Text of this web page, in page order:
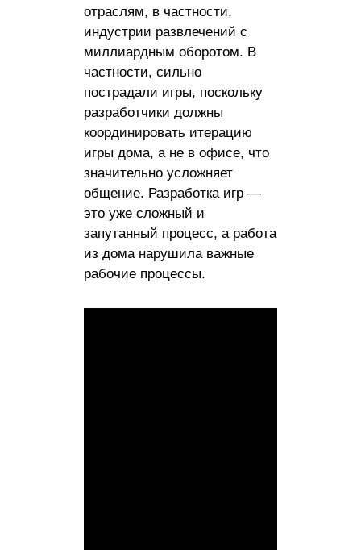
отраслям, в частности,
индустрии развлечений с
миллиардным оборотом. В
частности, сильно
пострадали игры, поскольку
разработчики должны
координировать итерацию
игры дома, а не в офисе, что
значительно усложняет
общение. Разработка игр —
это уже сложный и
запутанный процесс, а работа
из дома нарушила важные
рабочие процессы.